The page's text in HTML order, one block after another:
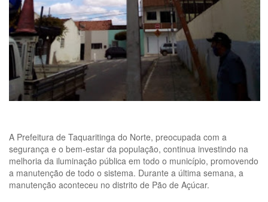
A Prefeitura de Taquaritinga do Norte, preocupada com a
segurança e o bem-estar da população, continua investindo na
melhoria da iluminação pública em todo o município, promovendo
a manutenção de todo o sistema. Durante a última semana, a
manutenção aconteceu no distrito de Pão de Açúcar.